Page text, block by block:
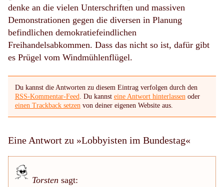
denke an die vielen Unterschriften und massiven
Demonstrationen gegen die diversen in Planung
befindlichen demokratiefeindlichen
Freihandelsabkommen. Dass das nicht so ist, dafür gibt
es Prügel vom Windmühlenflügel.
Du kannst die Antworten zu diesem Eintrag verfolgen durch den
RSS-Kommentar-Feed . Du kannst eine Antwort hinterlassen oder
einen Trackback setzen von deiner eigenen Website aus.
Eine Antwort zu »Lobbyisten im Bundestag«
Torsten sagt: